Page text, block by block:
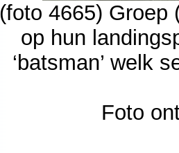
(foto 4665) Groep
op hun
‘batsman’ welk
Foto